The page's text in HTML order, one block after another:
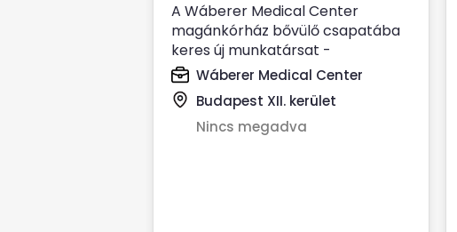
A Wáberer Medical Center
magánkórház bővülő csapatába
keres új munkatársat -
MŰTŐSSEGÉD munkakörbe. ...
Wáberer Medical Center
Budapest XII. kerület
Nincs megadva